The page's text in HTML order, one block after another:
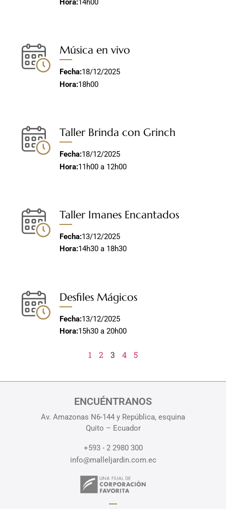
Hora:14h00
Música en vivo
Fecha:18/12/2025
Hora:18h00
Taller Brinda con Grinch
Fecha:18/12/2025
Hora:11h00 a 12h00
Taller Imanes Encantados
Fecha:13/12/2025
Hora:14h30 a 18h30
Desfiles Mágicos
Fecha:13/12/2025
Hora:15h30 a 20h00
1 2 3 4 5
ENCUÉNTRANOS
Av. Amazonas N6-144 y República, esquina
Quito – Ecuador
+593 - 2 2980 300
info@malleljardin.com.ec